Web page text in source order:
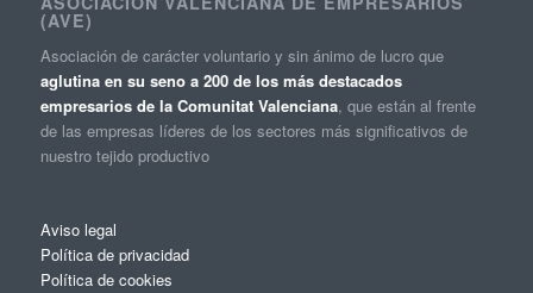
(AVE)
Asociación de carácter voluntario y sin ánimo de lucro que
aglutina en su seno a 200 de los más destacados
empresarios de la Comunitat Valenciana, que están al frente
de las empresas líderes de los sectores más significativos de
nuestro tejido productivo
Aviso legal
Política de privacidad
Política de cookies